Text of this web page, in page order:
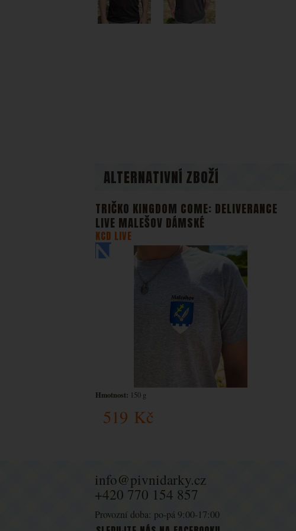
stránek. Data
takže nejsme
Marketingové
vhodné
ALTERNATIVNÍ ZBOŽÍ
TRIČKO KINGDOM COME: DELIVERANCE
LIVE MALEŠOV DÁMSKÉ
KCD LIVE
519 Kč
Hmotnost: 150 g
info@pivnidarky.cz
+420 770 154 857
Provozní doba: po-pá 9:00-17:00